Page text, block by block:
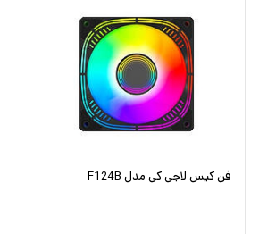
فن کیس لاجی کی مدل F124B